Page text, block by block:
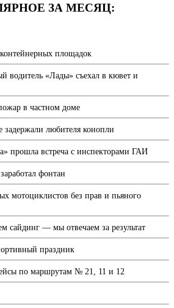
ЗА МЕСЯЦ:
площадок
водитель «Лады» съехал в кювет и
в частном доме
любителя конопли
прошла встреча с инспекторами ГАИ
фонтан
мотоциклистов без прав и пьяного
сайдинг — мы отвечаем за результат
праздник
по маршрутам № 21, 11 и 12